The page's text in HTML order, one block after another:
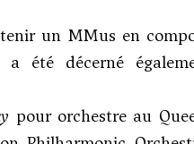
un MMus en
été décerné
pour orchestre au